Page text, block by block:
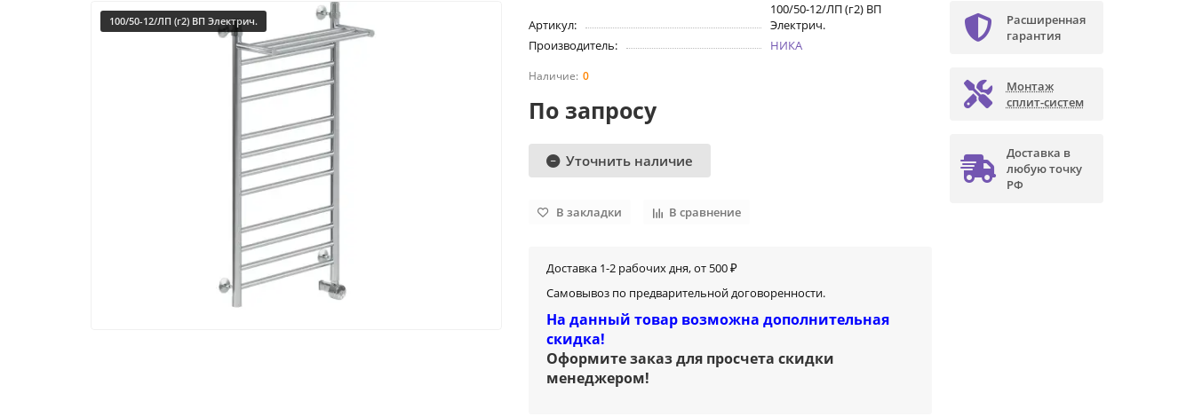
100/50-12/ЛП (г2) ВП Электрич. Артикул:
100/50-12/ЛП (г2) ВП
Электрич.
Производитель:
НИКА
0
По запросу
Уточнить наличие
В закладки В сравнение
Доставка 1-2 рабочих дня, от 500 ₽
Самовывоз по предварительной договоренности.
На данный товар возможна дополнительная
скидка!
Оформите заказ для просчета скидки
менеджером!
Расширенная
гарантия
Монтаж
сплит-систем
Доставка в
любую точку
РФ